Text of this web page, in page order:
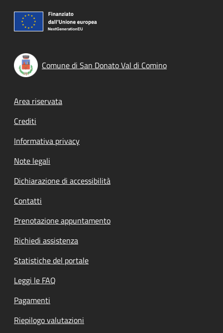
Comune di San Donato Val di Comino
Footer menu
Area riservata
Crediti
Informativa privacy
Note legali
Dichiarazione di accessibilità
Contatti
Prenotazione appuntamento
Richiedi assistenza
Statistiche del portale
Leggi le FAQ
Pagamenti
Riepilogo valutazioni